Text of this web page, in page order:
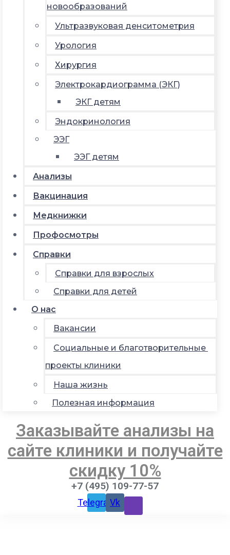
новообразований
Ультразвуковая денситометрия
Урология
Хирургия
Электрокардиограмма (ЭКГ)
ЭКГ детям
Эндокринология
ЭЭГ
ЭЭГ детям
Анализы
Вакцинация
Медкнижки
Профосмотры
Справки
Справки для взрослых
Справки для детей
О нас
Вакансии
Социальные и благотворительные
проекты клиники
Наша жизнь
Полезная информация
Заказывайте анализы на
сайте клиники и получайте
скидку 10%
+7 (495) 109-77-57
TelegramVk